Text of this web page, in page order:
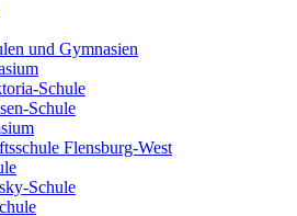
und Gymnasien
Schule
Schule
Flensburg-West
Schule